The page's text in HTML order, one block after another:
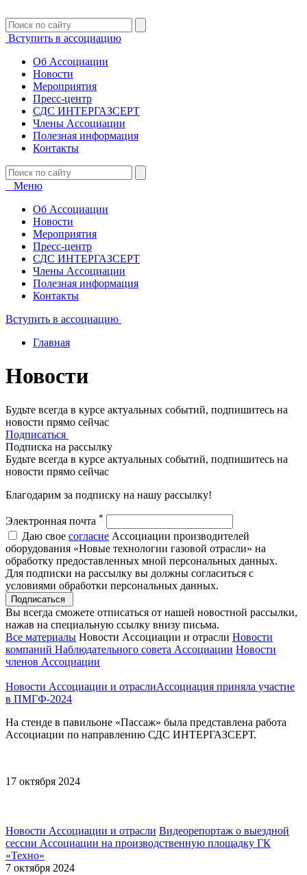
Вступить в ассоциацию
Об Ассоциации
Новости
Мероприятия
Пресс-центр
СДС ИНТЕРГАЗСЕРТ
Члены Ассоциации
Полезная информация
Контакты
Меню
Об Ассоциации
Новости
Мероприятия
Пресс-центр
СДС ИНТЕРГАЗСЕРТ
Члены Ассоциации
Полезная информация
Контакты
Вступить в ассоциацию
Главная
Новости
Будьте всегда в курсе актуальных событий, подпишитесь на
новости прямо сейчас
Подписаться
Подписка на рассылку
Будьте всегда в курсе актуальных событий, подпишитесь на
новости прямо сейчас
Благодарим за подписку на нашу рассылку!
Электронная почта *
Даю свое согласие Ассоциации производителей
оборудования «Новые технологии газовой отрасли» на
обработку предоставленных мной персональных данных.
Для подписки на рассылку вы должны согласиться с
условиями обработки персональных данных.
Подписаться
Вы всегда сможете отписаться от нашей новостной рассылки,
нажав на специальную ссылку внизу письма.
Все материалы Новости Ассоциации и отрасли Новости
компаний Наблюдательного совета Ассоциации Новости
членов Ассоциации
Новости Ассоциации и отрасли​Ассоциация приняла участие
в ПМГФ-2024
На стенде в павильоне «Пассаж» была представлена работа
Ассоциации по направлению СДС ИНТЕРГАЗСЕРТ.
17 октября 2024
Новости Ассоциации и отрасли Видеорепортаж о выездной
сессии Ассоциации на производственную площадку ГК
«Техно»
7 октября 2024